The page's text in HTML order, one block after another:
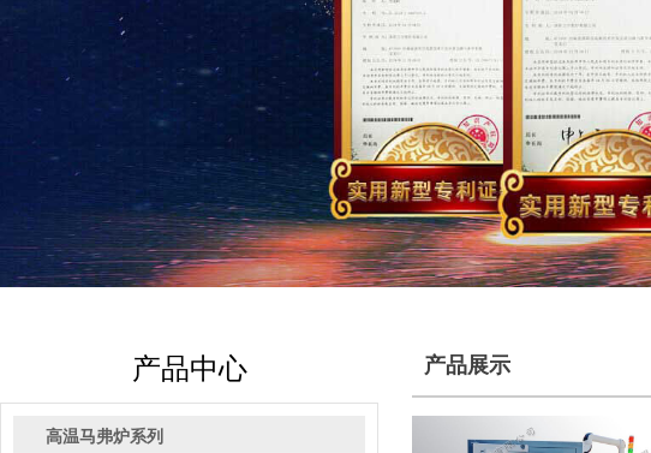
产品中心
高温马弗炉系列
产品展示